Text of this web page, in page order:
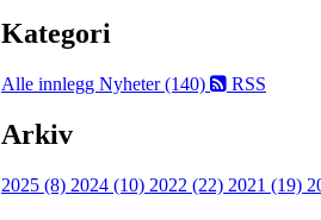
Kategori
Alle innlegg Nyheter (140) RSS
Arkiv
2025 (8) 2024 (10) 2022 (22) 2021 (19)